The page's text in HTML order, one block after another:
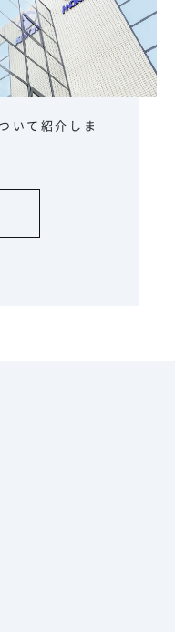
いて紹介しま